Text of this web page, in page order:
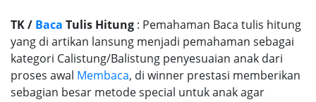
TK / Baca Tulis Hitung : Pemahaman Baca tulis hitung
yang di artikan lansung menjadi pemahaman sebagai
kategori Calistung/Balistung penyesuaian anak dari
proses awal Membaca, di winner prestasi memberikan
sebagian besar metode special untuk anak agar